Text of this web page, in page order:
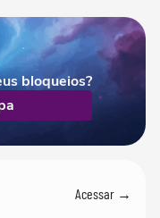
bloqueios?
Acessar →